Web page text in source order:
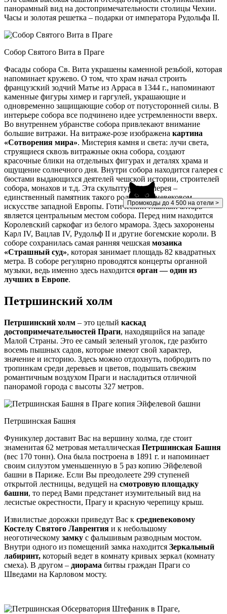
Промокоды до 4 500 на отели >
панорамный вид на достопримечательности столицы Чехии.
Часы и золотая решетка – подарки от императора Рудольфа II.
Собор Святого Вита в Праге
Фасады собора Св. Вита украшены каменной резьбой, которая
напоминает кружево. О том, что храм начал строить
французский зодчий Матье из Арраса в 1344 г., напоминают
каменные фигуры химер и гаргулей, украшающие и
одновременно защищающие собор от потусторонней силы. В
интерьере собора все подчинено идее устремленности вверх.
Во внутреннем убранстве собора привлекают внимание
большие витражи. На витраже-розе изображена картина
«Сотворения мира». Мистерия камня и света: лучи света,
струящиеся сквозь витражные окна собора, создают
красочные блики на отдельных фигурах и деталях храма и
ощущение солнечного дня. Внутри собора находится галерея с
бюстами выдающихся деятелей чешской истории, строителей
собора, монахов и т.д. Эта скульптурная галерея –
единственный памятник такого рода в средневековом
искусстве западной Европы. Готический главный алтарь
является центральным местом собора. Перед ним находится
Королевский саркофаг из белого мрамора. Здесь захоронены
Карл IV, Вацлав IV, Рудольф II и другие богемские короли. В
соборе сохранилась самая ранняя чешская мозаика
«Страшный суд», которая занимает площадь 82 квадратных
метра. В соборе регулярно проводятся концерты органной
музыки, ведь именно здесь находится орган — один из
лучших в Европе.
Петршинский холм
Петршинский холм – это целый каскад
достопримечательностей Праги, находящийся на западе
Малой Страны. Это ее самый зеленый уголок, где разбито
восемь пышных садов, которые имеют свой характер,
значение и историю. Здесь можно отдохнуть, побродить по
тропинкам среди деревьев и цветов, подышать свежим
романтичным воздухом Праги и насладиться отличной
панорамой города с высоты 327 метров.
Петршинская Башня
Фуникулер доставит Вас на вершину холма, где стоит
знаменитая 62 метровая металлическая Петршинская Башня
(вес 170 тонн). Она была построена в 1891 г. и напоминает
своим силуэтом уменьшенную в 5 раз копию Эйфелевой
башни в Париже. Если Вы преодолеете 299 ступеней
открытой лестницы, ведущей на смотровую площадку
башни, то перед Вами предстанет изумительный вид на
лесистые окрестности, Прагу и красную черепицу крыш.
Извилистые дорожки приведут Вас к средневековому
Костелу Святого Лаврентия и к небольшому
неоготическому замку с фальшивым разводным мостом.
Внутри одного из помещений замка находится Зеркальный
лабиринт, который ведет в комнату кривых зеркал (комнату
смеха). В другом – диорама битвы граждан Праги со
Шведами на Карловом мосту.